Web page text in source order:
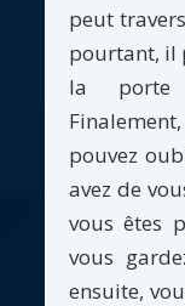
peut
pourtant, il
la porte
pouvez
avez de
vous êtes
vous
ensuite,